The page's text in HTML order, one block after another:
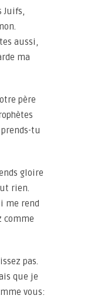
Juifs,
aussi,
ma
père
tu
gloire
rien.
me rend
comme
pas.
que je
vous: